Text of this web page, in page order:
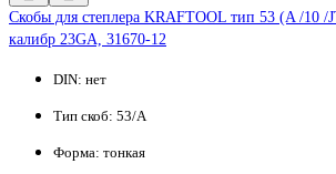
Скобы для степлера KRAFTOOL тип 53 (A /10
калибр 23GA, 31670-12
DIN: нет
Тип скоб: 53/A
Форма: тонкая